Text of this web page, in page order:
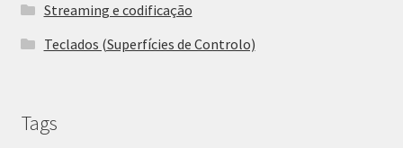
Streaming e codificação
Teclados (Superfícies de Controlo)
Tags